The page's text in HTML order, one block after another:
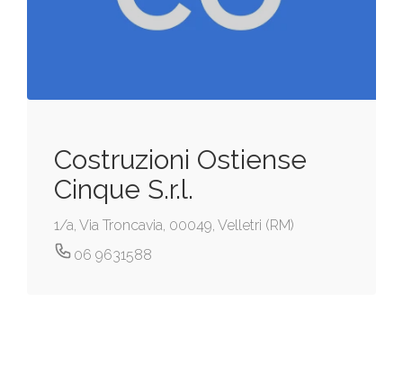
Costruzioni Ostiense
Cinque S.r.l.
1/a, Via Troncavia, 00049, Velletri (RM)
06 9631588